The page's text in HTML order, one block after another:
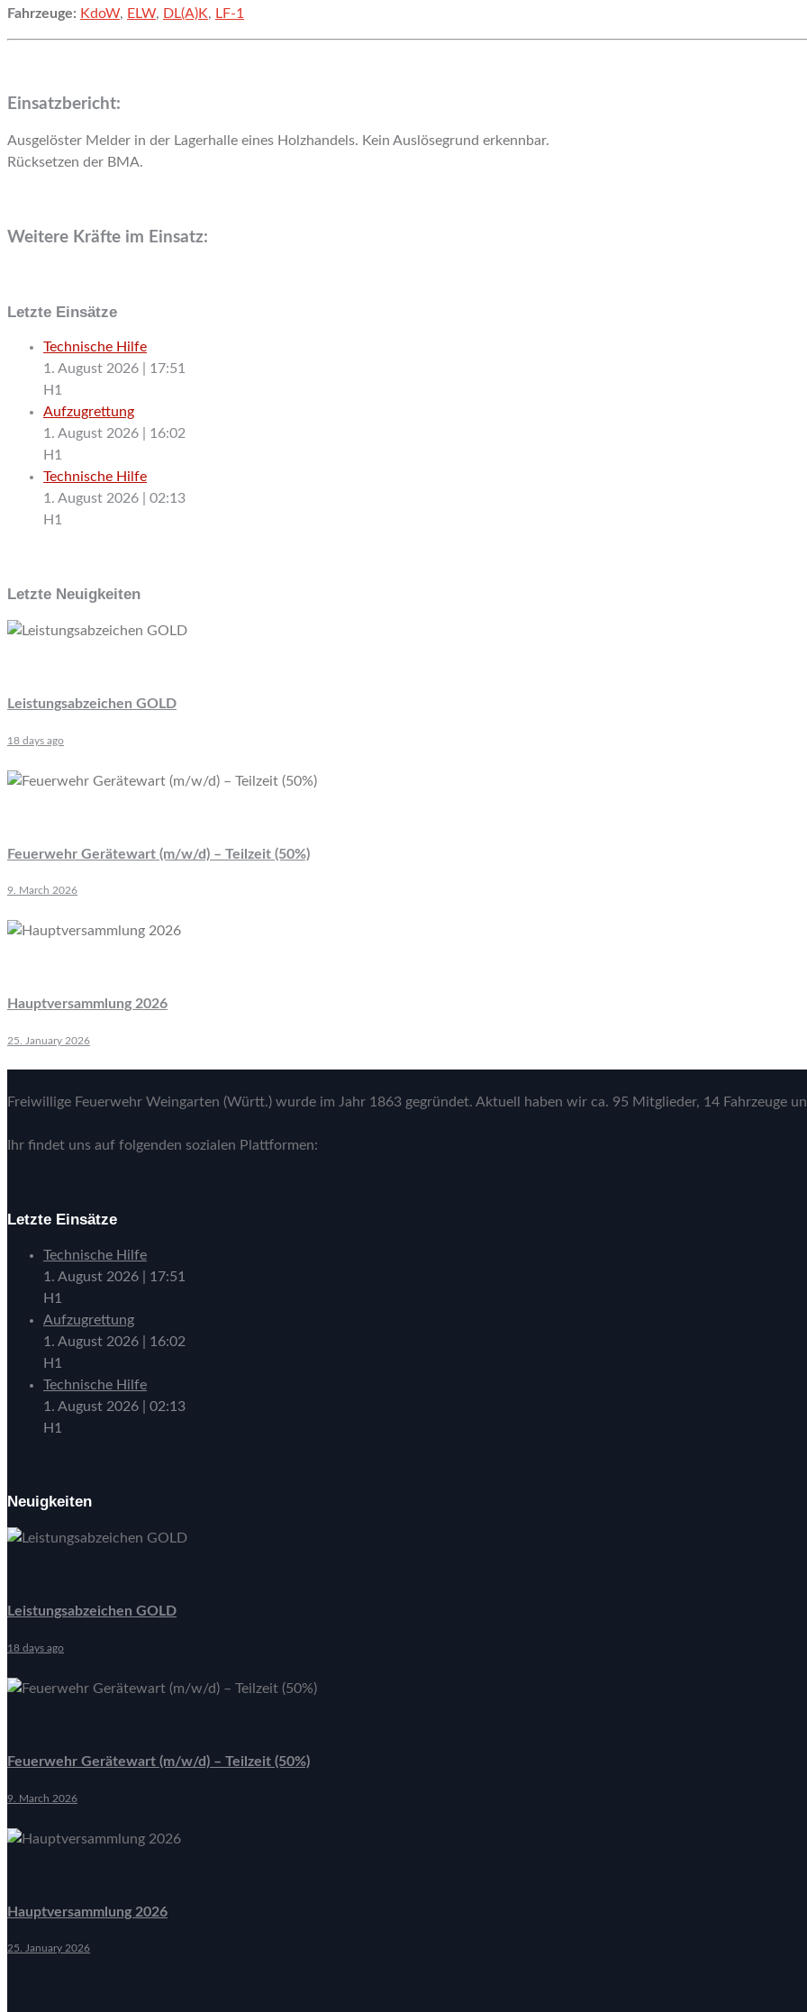
Fahrzeuge: KdoW, ELW, DL(A)K, LF-1
Einsatzbericht:
Ausgelöster Melder in der Lagerhalle eines Holzhandels. Kein Auslösegrund erkennbar.
Rücksetzen der BMA.
Weitere Kräfte im Einsatz:
Letzte Einsätze
Technische Hilfe
1. August 2026
17:51
H1
Aufzugrettung
1. August 2026
16:02
H1
Technische Hilfe
1. August 2026
02:13
H1
Letzte Neuigkeiten
Leistungsabzeichen GOLD
18 days ago
Feuerwehr Gerätewart (m/w/d) – Teilzeit (50%)
9. March 2026
Hauptversammlung 2026
25. January 2026
Freiwillige Feuerwehr Weingarten (Württ.) wurde im Jahr 1863 gegründet. Aktuell haben wir ca. 95 Mitglieder, 14 Fahrzeuge
Ihr findet uns auf folgenden sozialen Plattformen:
Letzte Einsätze
Technische Hilfe
1. August 2026
17:51
H1
Aufzugrettung
1. August 2026
16:02
H1
Technische Hilfe
1. August 2026
02:13
H1
Neuigkeiten
Leistungsabzeichen GOLD
18 days ago
Feuerwehr Gerätewart (m/w/d) – Teilzeit (50%)
9. March 2026
Hauptversammlung 2026
25. January 2026